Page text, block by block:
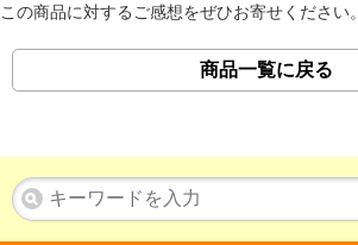
この商品に対するご感想をぜひお寄せください。
商品一覧に戻る